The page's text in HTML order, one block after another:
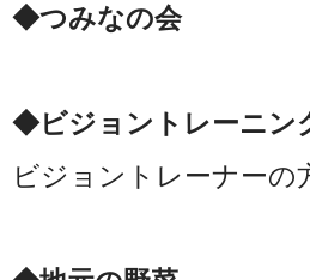
◆つみなの会
◆ビジョントレーニン
ビジョントレーナー